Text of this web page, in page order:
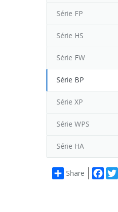
Série FP
Série HS
Série FW
Série BP
Série XP
Série WPS
Série HA
Share